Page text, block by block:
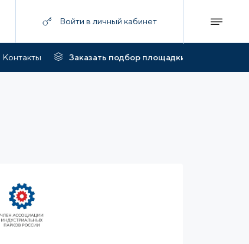
Войти в личный кабинет
Контакты Заказать подбор площадки